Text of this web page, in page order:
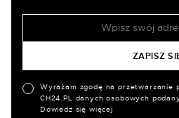
Wyrażam zgodę na przetwarzanie
CH24.PL danych osobowych
Dowiedz się więcej